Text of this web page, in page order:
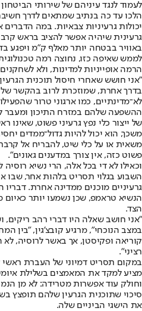
לעמוד לנגד עיניהם של שירותי
הלכו עד כה בנתיב שמתאים לדרך
יכולות גרעיניות צבאיות. במה
גרעינית שיהיה אפשר להציב בראש
באוויר בבטחה יותר מאלף ק"מ ויפגע
לממש שאיפה כזו, נחוצה רמה
הרמה אופייניות למדינות, ולא
"אני חושש שאחרי חיסול תוכנית
בדרך אחרת, שמוזכרת לרוב בהקשר
לא־מדינתיים, כמו ארגוני טרור
ההשפעה שלהם במזרח התיכון ומעבר
של ייצור כלי נפץ גרעיני פשוט, שאינו
משכך, הוא יכול להיות גדול־ממדים
משאית או על כלי שיט, להבריח אל
פשוט כזה, אין צורך במדענים גאונים".
וכאילו לא די בכל אלה, הרי נשיא
השבוע בגלוי תסריט בלהות אחר, שבו
גרעיניים מוכנים ממדינה אחרת.
הנשיא טראמפ, שכן נשמעו יותר
הצד.
"אני חושב שאלה היו דברי רהב
במצב הנוכחי", מרגיע קובצ'גין, "בין
קוריאה ופקיסטן, אך באשר לרוסיה, לא
רציני".
במקום תסריט דמיוני של העברת ראשי
מציע למקד את המאמצים בשלילת
וחולק עוד אפשרות מטרידה: לא מן
סיכוי שתוכנית הגרעין שלהם תופצץ
את הישגי הביניים שלה.